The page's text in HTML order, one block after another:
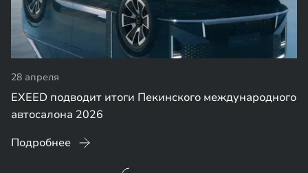
28 апреля
EXEED подводит итоги Пекинского международного
автосалона 2026
Подробнее